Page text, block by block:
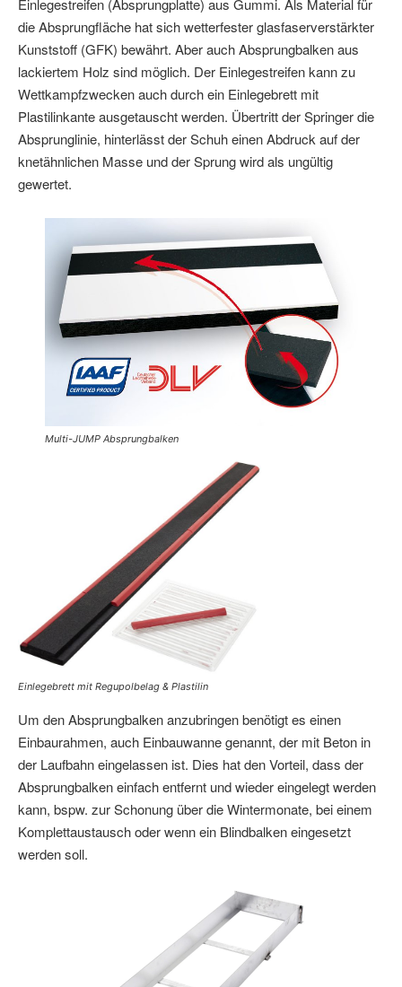
Einlegestreifen (Absprungplatte) aus Gummi. Als Material für
die Absprungfläche hat sich wetterfester glasfaserverstärkter
Kunststoff (GFK) bewährt. Aber auch Absprungbalken aus
lackiertem Holz sind möglich. Der Einlegestreifen kann zu
Wettkampfzwecken auch durch ein Einlegebrett mit
Plastilinkante ausgetauscht werden. Übertritt der Springer die
Absprunglinie, hinterlässt der Schuh einen Abdruck auf der
knetähnlichen Masse und der Sprung wird als ungültig
gewertet.
Multi-JUMP Absprungbalken
Einlegebrett mit Regupolbelag & Plastilin
Um den Absprungbalken anzubringen benötigt es einen
Einbaurahmen, auch Einbauwanne genannt, der mit Beton in
der Laufbahn eingelassen ist. Dies hat den Vorteil, dass der
Absprungbalken einfach entfernt und wieder eingelegt werden
kann, bspw. zur Schonung über die Wintermonate, bei einem
Komplettaustausch oder wenn ein Blindbalken eingesetzt
werden soll.